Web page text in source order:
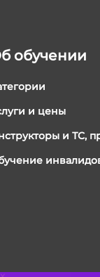
обучении
и цены
и ТС,